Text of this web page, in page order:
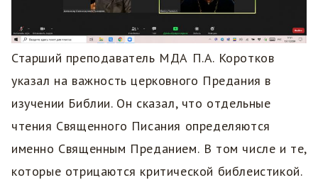
Старший преподаватель МДА П.А. Коротков
указал на важность церковного Предания в
изучении Библии. Он сказал, что отдельные
чтения Священного Писания определяются
именно Священным Преданием. В том числе и те,
которые отрицаются критической библеистикой.